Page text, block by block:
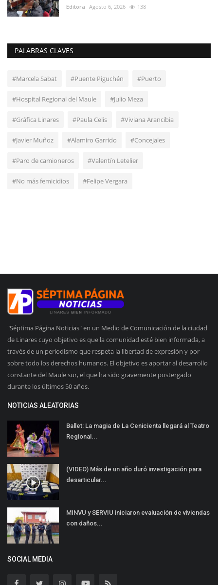
Editora Agosto 6, 2026 138
PALABRAS CLAVES
#Marcela Sabat #Puente Piguchén #Puerto
#Hospital Regional del Maule #Julio Meza
#Gráfica Linares #Paula Celis #Viviana Arancibia
#Javier Muñoz #Alamiro Garrido #Concejales
#Paro de camioneros #Valentín Letelier
#No más femicidios #Felipe Vergara
"Séptima Página Noticias" en un Medio de Comunicación de la ciudad
de Linares cuyo objetivo es que la comunidad esté bien informada, a
través de un periodismo que respeta la libertad de expresión y por
sobre todo los derechos humanos. El objetivo es aportar al desarrollo
constante del Maule sur, el que ha sido gravemente postergado
durante los últimos 50 años.
NOTICIAS ALEATORIAS
Ballet: La magia de La Cenicienta llegará al Teatro
Regional...
(VIDEO) Más de un año duró investigación para
desarticular...
MINVU y SERVIU iniciaron evaluación de viviendas
con daños...
SOCIAL MEDIA